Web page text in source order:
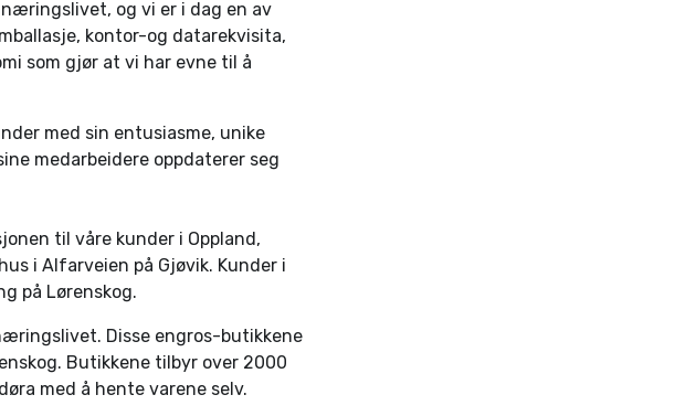
og vi er i dag en av
kontor-og datarekvisita,
som gjør at vi har evne til å
med sin entusiasme, unike
medarbeidere oppdaterer seg
til våre kunder i Oppland,
i Alfarveien på Gjøvik. Kunder i
på Lørenskog.
Disse engros-butikkene
Butikkene tilbyr over 2000
med å hente varene selv.